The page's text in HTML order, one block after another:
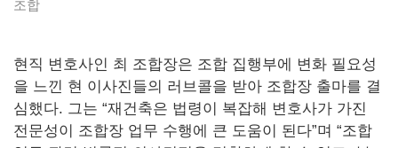
조합
현직 변호사인 최 조합장은 조합 집행부에 변화 필요성
을 느낀 현 이사진들의 러브콜을 받아 조합장 출마를 결
심했다. 그는 “재건축은 법령이 복잡해 변호사가 가진
전문성이 조합장 업무 수행에 큰 도움이 된다”며 “조합